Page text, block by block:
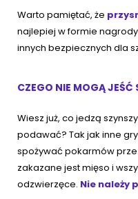
Warto pamiętać, że
najlepiej w formie
innych bezpiecznych dla
CZEGO NIE MOGĄ JEŚĆ
Wiesz już, co jedzą
podawać? Tak jak inne
spożywać pokarmów
zakazane jest mięso i
odzwierzęce. Nie należy